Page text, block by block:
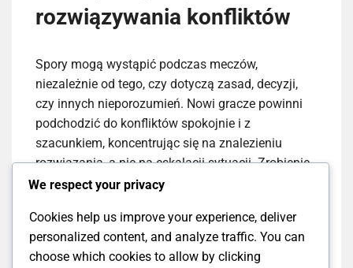
rozwiązywania konfliktów
Spory mogą wystąpić podczas meczów,
niezależnie od tego, czy dotyczą zasad, decyzji,
czy innych nieporozumień. Nowi gracze powinni
podchodzić do konfliktów spokojnie i z
szacunkiem, koncentrując się na znalezieniu
rozwiązania, a nie na eskalacji sytuacji. Zrobienie
chwili przerwy na oddech i ocenę problemu może
Może być pomocne odwołanie się do oficjalnych
zasad lub wytycznych dotyczących badmintona
We respect your privacy
Cookies help us improve your experience, deliver
personalized content, and analyze traffic. You can
choose which cookies to allow by clicking